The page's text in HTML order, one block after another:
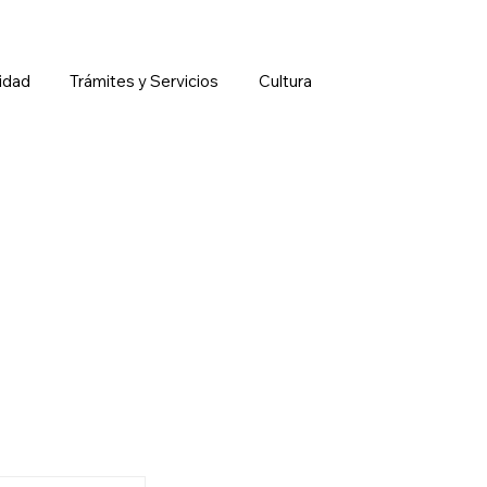
Trámites y Servicios Cultura